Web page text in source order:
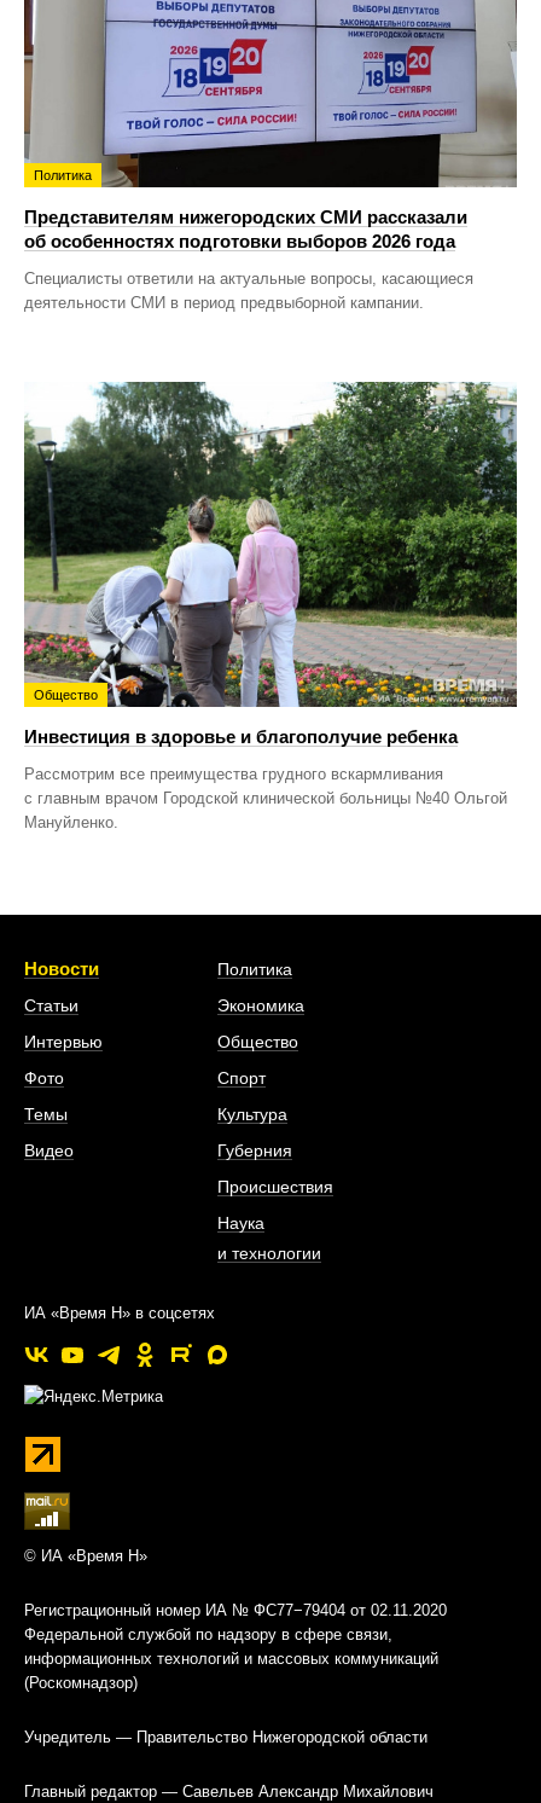
Политика
Представителям нижегородских СМИ рассказали
об особенностях подготовки выборов 2026 года
Специалисты ответили на актуальные вопросы, касающиеся
деятельности СМИ в период предвыборной кампании.
Общество
Инвестиция в здоровье и благополучие ребенка
Рассмотрим все преимущества грудного вскармливания
с главным врачом Городской клинической больницы №40 Ольгой
Мануйленко.
Новости
Статьи
Интервью
Фото
Темы
Видео
Политика
Экономика
Общество
Спорт
Культура
Губерния
Происшествия
Наука
и технологии
ИА «Время Н» в соцсетях
© ИА «Время Н»
Регистрационный номер ИА № ФС77−79404 от 02.11.2020
Федеральной службой по надзору в сфере связи,
информационных технологий и массовых коммуникаций
(Роскомнадзор)
Учредитель — Правительство Нижегородской области
Главный редактор — Савельев Александр Михайлович